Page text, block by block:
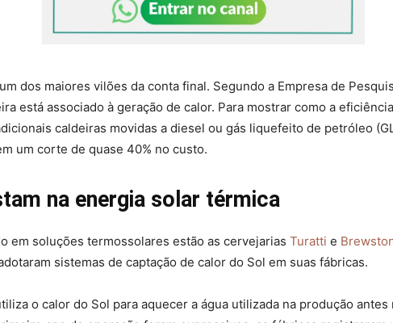
dos maiores vilões da conta final. Segundo a Empresa de
está associado à geração de calor. Para mostrar como a
caldeiras movidas a diesel ou gás liquefeito de petróleo
um corte de quase 40% no custo.
na energia solar térmica
em soluções termossolares estão as cervejarias Turatti e
sistemas de captação de calor do Sol em suas fábricas.
o calor do Sol para aquecer a água utilizada na produção